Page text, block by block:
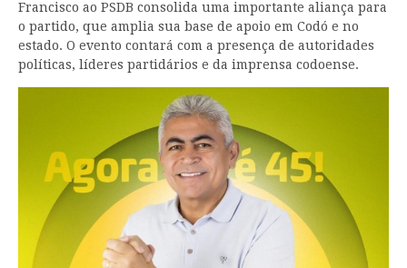
Francisco ao PSDB consolida uma importante aliança para
o partido, que amplia sua base de apoio em Codó e no
estado. O evento contará com a presença de autoridades
políticas, líderes partidários e da imprensa codoense.